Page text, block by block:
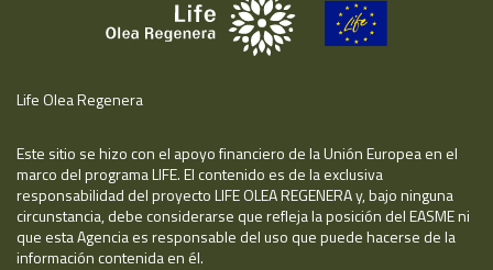
Life Olea Regenera
Este sitio se hizo con el apoyo financiero de la Unión Europea en el
marco del programa LIFE. El contenido es de la exclusiva
responsabilidad del proyecto LIFE OLEA REGENERA y, bajo ninguna
circunstancia, debe considerarse que refleja la posición del EASME ni
que esta Agencia es responsable del uso que puede hacerse de la
información contenida en él.